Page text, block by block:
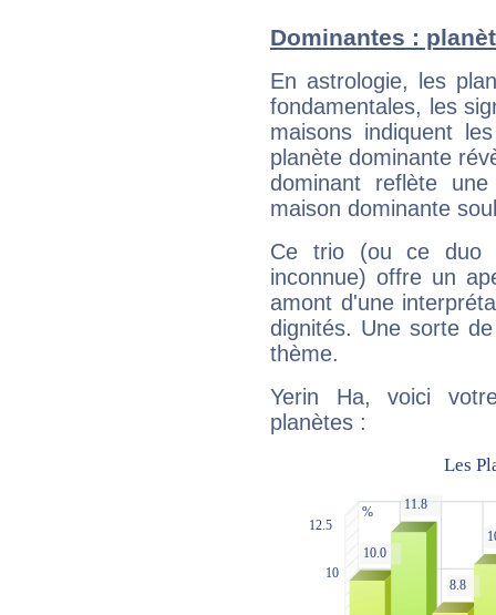
Dominantes :
En astrologie, les
fondamentales, les
maisons indiquent
planète dominante
dominant reflète
maison dominante
Ce trio (ou ce duo
inconnue) offre un
amont d'une
dignités. Une sorte
thème.
Yerin Ha, voici
planètes :